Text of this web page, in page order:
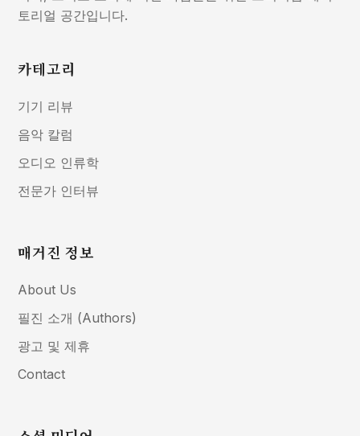
토리얼 공간입니다.
카테고리
기기 리뷰
음악 칼럼
오디오 인류학
전문가 인터뷰
매거진 정보
About Us
필진 소개 (Authors)
광고 및 제휴
Contact